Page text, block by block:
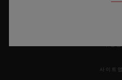
사이트맵